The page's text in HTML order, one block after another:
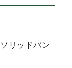
リッドバン